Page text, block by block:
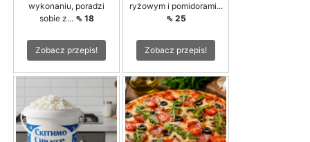
wykonaniu, poradzi
sobie z... ⇖ 18
Zobacz przepis!
ryżowym i pomidorami...
⇖ 25
Zobacz przepis!